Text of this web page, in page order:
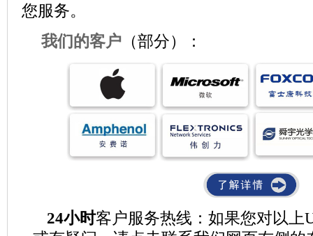
您服务。
我们的客户 （部分）：
24小时客户服务热线：如果您对以上